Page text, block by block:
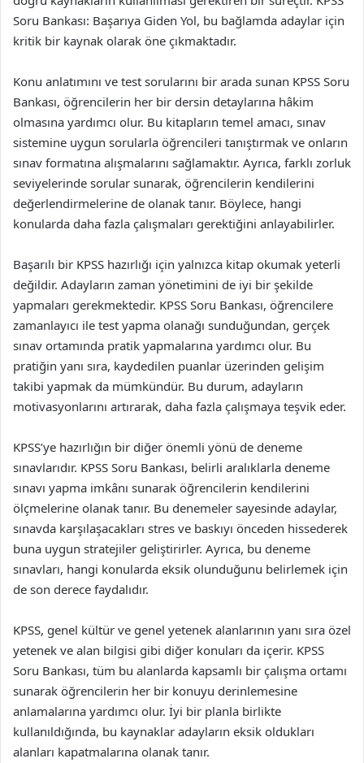
Soru Bankası: Başarıya Giden Yol, bu bağlamda adaylar için
kritik bir kaynak olarak öne çıkmaktadır.
Konu anlatımını ve test sorularını bir arada sunan KPSS Soru
Bankası, öğrencilerin her bir dersin detaylarına hâkim
olmasına yardımcı olur. Bu kitapların temel amacı, sınav
sistemine uygun sorularla öğrencileri tanıştırmak ve onların
sınav formatına alışmalarını sağlamaktır. Ayrıca, farklı zorluk
seviyelerinde sorular sunarak, öğrencilerin kendilerini
değerlendirmelerine de olanak tanır. Böylece, hangi
konularda daha fazla çalışmaları gerektiğini anlayabilirler.
Başarılı bir KPSS hazırlığı için yalnızca kitap okumak yeterli
değildir. Adayların zaman yönetimini de iyi bir şekilde
yapmaları gerekmektedir. KPSS Soru Bankası, öğrencilere
zamanlayıcı ile test yapma olanağı sunduğundan, gerçek
sınav ortamında pratik yapmalarına yardımcı olur. Bu
pratiğin yanı sıra, kaydedilen puanlar üzerinden gelişim
takibi yapmak da mümkündür. Bu durum, adayların
motivasyonlarını artırarak, daha fazla çalışmaya teşvik eder.
KPSS’ye hazırlığın bir diğer önemli yönü de deneme
sınavlarıdır. KPSS Soru Bankası, belirli aralıklarla deneme
sınavı yapma imkânı sunarak öğrencilerin kendilerini
ölçmelerine olanak tanır. Bu denemeler sayesinde adaylar,
sınavda karşılaşacakları stres ve baskıyı önceden hissederek
buna uygun stratejiler geliştirirler. Ayrıca, bu deneme
sınavları, hangi konularda eksik olunduğunu belirlemek için
de son derece faydalıdır.
KPSS, genel kültür ve genel yetenek alanlarının yanı sıra özel
yetenek ve alan bilgisi gibi diğer konuları da içerir. KPSS
Soru Bankası, tüm bu alanlarda kapsamlı bir çalışma ortamı
sunarak öğrencilerin her bir konuyu derinlemesine
anlamalarına yardımcı olur. İyi bir planla birlikte
kullanıldığında, bu kaynaklar adayların eksik oldukları
alanları kapatmalarına olanak tanır.